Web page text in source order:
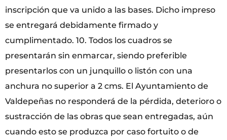
inscripción que va unido a las bases. Dicho impreso
se entregará debidamente firmado y
cumplimentado. 10. Todos los cuadros se
presentarán sin enmarcar, siendo preferible
presentarlos con un junquillo o listón con una
anchura no superior a 2 cms. El Ayuntamiento de
Valdepeñas no responderá de la pérdida, deterioro o
sustracción de las obras que sean entregadas, aún
cuando esto se produzca por caso fortuito o de